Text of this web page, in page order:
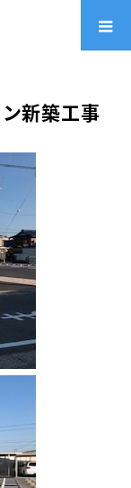
愛知県小牧市
新築工事